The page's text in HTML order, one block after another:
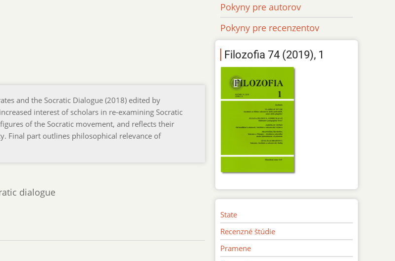
and the Socratic Dialogue (2018) edited by
interest of scholars in re-examining Socratic
of the Socratic movement, and reflects their
Final part outlines philosophical relevance of
dialogue
Pokyny pre autorov
Pokyny pre recenzentov
Filozofia 74 (2019), 1
State
Recenzné štúdie
Pramene